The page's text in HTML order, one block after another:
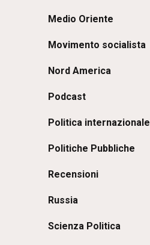
Medio Oriente
Movimento socialista
Nord America
Podcast
Politica internazionale
Politiche Pubbliche
Recensioni
Russia
Scienza Politica